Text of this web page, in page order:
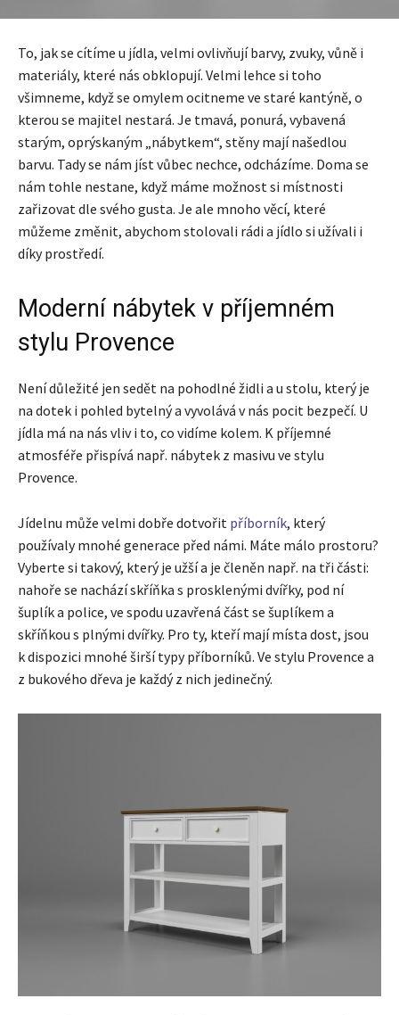
To, jak se cítíme u jídla, velmi ovlivňují barvy, zvuky, vůně i
materiály, které nás obklopují. Velmi lehce si toho
všimneme, když se omylem ocitneme ve staré kantýně, o
kterou se majitel nestará. Je tmavá, ponurá, vybavená
starým, oprýskaným „nábytkem“, stěny mají našedlou
barvu. Tady se nám jíst vůbec nechce, odcházíme. Doma se
nám tohle nestane, když máme možnost si místnosti
zařizovat dle svého gusta. Je ale mnoho věcí, které
můžeme změnit, abychom stolovali rádi a jídlo si užívali i
díky prostředí.
Moderní nábytek v příjemném
stylu Provence
Není důležité jen sedět na pohodlné židli a u stolu, který je
na dotek i pohled bytelný a vyvolává v nás pocit bezpečí. U
jídla má na nás vliv i to, co vidíme kolem. K příjemné
atmosféře přispívá např. nábytek z masivu ve stylu
Provence.
Jídelnu může velmi dobře dotvořit příborník, který
používaly mnohé generace před námi. Máte málo prostoru?
Vyberte si takový, který je užší a je členěn např. na tři části:
nahoře se nachází skříňka s prosklenými dvířky, pod ní
šuplík a police, ve spodu uzavřená část se šuplíkem a
skříňkou s plnými dvířky. Pro ty, kteří mají místa dost, jsou
k dispozici mnohé širší typy příborníků. Ve stylu Provence a
z bukového dřeva je každý z nich jedinečný.